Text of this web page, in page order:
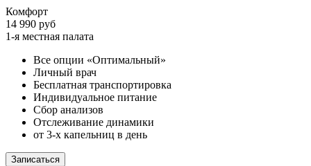
Комфорт
14 990 руб
1-я местная палата
Все опции «Оптимальный»
Личный врач
Бесплатная транспортировка
Индивидуальное питание
Сбор анализов
Отслеживание динамики
от 3-х капельниц в день
Записаться